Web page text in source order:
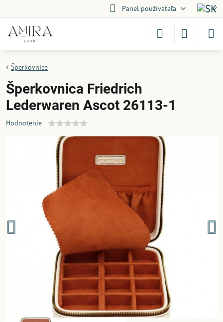
Panel používateľa
Šperkovnice
Šperkovnica Friedrich
Lederwaren Ascot 26113-1
Hodnotenie